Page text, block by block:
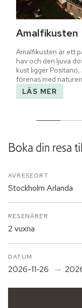
Amalfikusten
Amalfikusten är ett
hav och den ljuva
kust ligger
förenas med
LÄS MER
Boka din resa
AVRESEORT
Stockholm Arlanda
DATUM
2026-11-26
RESENÄRER
2 vuxna